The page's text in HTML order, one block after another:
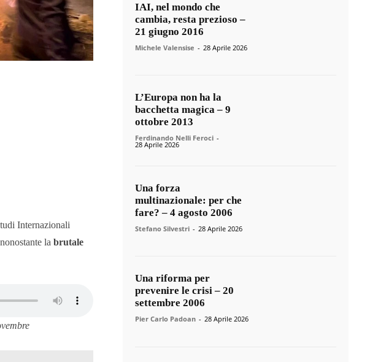
Internazionali
la brutale
IAI, nel mondo che
cambia, resta prezioso –
21 giugno 2016
Michele Valensise - 28 Aprile 2026
L’Europa non ha la
bacchetta magica – 9
ottobre 2013
Ferdinando Nelli Feroci -
28 Aprile 2026
Una forza
multinazionale: per che
fare? – 4 agosto 2006
Stefano Silvestri - 28 Aprile 2026
Una riforma per
prevenire le crisi – 20
settembre 2006
Pier Carlo Padoan - 28 Aprile 2026